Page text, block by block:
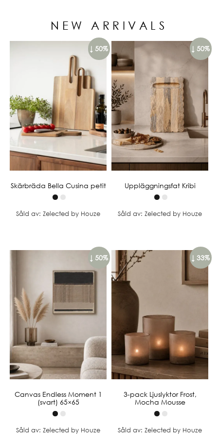
NEW ARRIVALS
↓ 50%
Skärbräda Bella Cusina petit
Såld av: Zelected by Houze
↓ 50%
Uppläggningsfat Kribi
Såld av: Zelected by Houze
↓ 50%
Canvas Endless Moment 1
(svart) 65×65
Såld av: Zelected by Houze
↓ 33%
3-pack Ljuslyktor Frost,
Mocha Mousse
Såld av: Zelected by Houze